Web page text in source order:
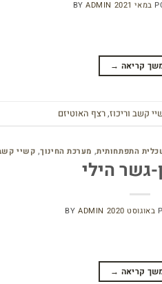
BYADMIN
קריאה →
קשב וריכוז,רצף האוטיזם
התפתחותית, מערכת החינוך, קשיי
גשר הילי
BYADMIN
קריאה →